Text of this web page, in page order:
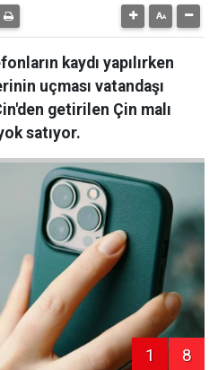
kaydı yapılırken
uçması vatandaşı
getirilen Çin malı
satıyor.
1 8